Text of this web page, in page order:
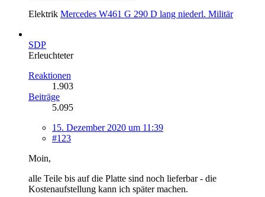
Elektrik Mercedes W461 G 290 D lang niederl. Militär
SDP
Erleuchteter
Reaktionen
1.903
Beiträge
5.095
15. Dezember 2020 um 11:39
#123
Moin,
alle Teile bis auf die Platte sind noch lieferbar - die
Kostenaufstellung kann ich später machen.